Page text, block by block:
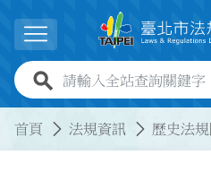
展開選單
全站查詢關鍵字欄位
首頁 法規資訊 歷史法